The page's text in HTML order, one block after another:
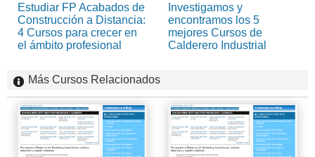
Estudiar FP Acabados de
Construcción a Distancia:
4 Cursos para crecer en
el ámbito profesional
Investigamos y
encontramos los 5
mejores Cursos de
Calderero Industrial
Más Cursos Relacionados